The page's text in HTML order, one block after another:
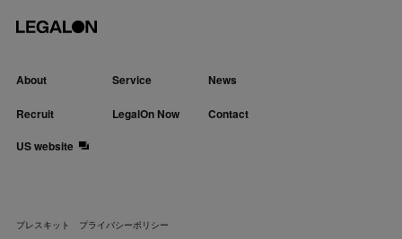
About Service News
Recruit LegalOn Now
Contact
US website
プレスキット プライバシーポリシー